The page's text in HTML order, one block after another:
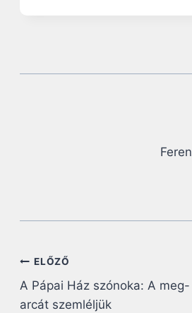
Bejegyzés
navigáció
ELŐZŐ
A Pápai Ház szónoka: A
arcát szemléljük